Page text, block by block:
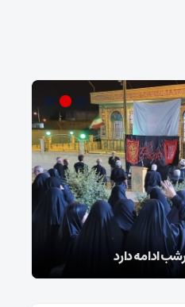
ادامه دارد